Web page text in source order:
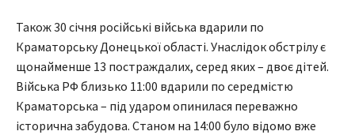
Також 30 січня російські війська вдарили по
Краматорську Донецької області. Унаслідок обстрілу є
щонайменше 13 постраждалих, серед яких – двоє дітей.
Війська РФ близько 11:00 вдарили по середмістю
Краматорська – під ударом опинилася переважно
історична забудова. Станом на 14:00 було відомо вже